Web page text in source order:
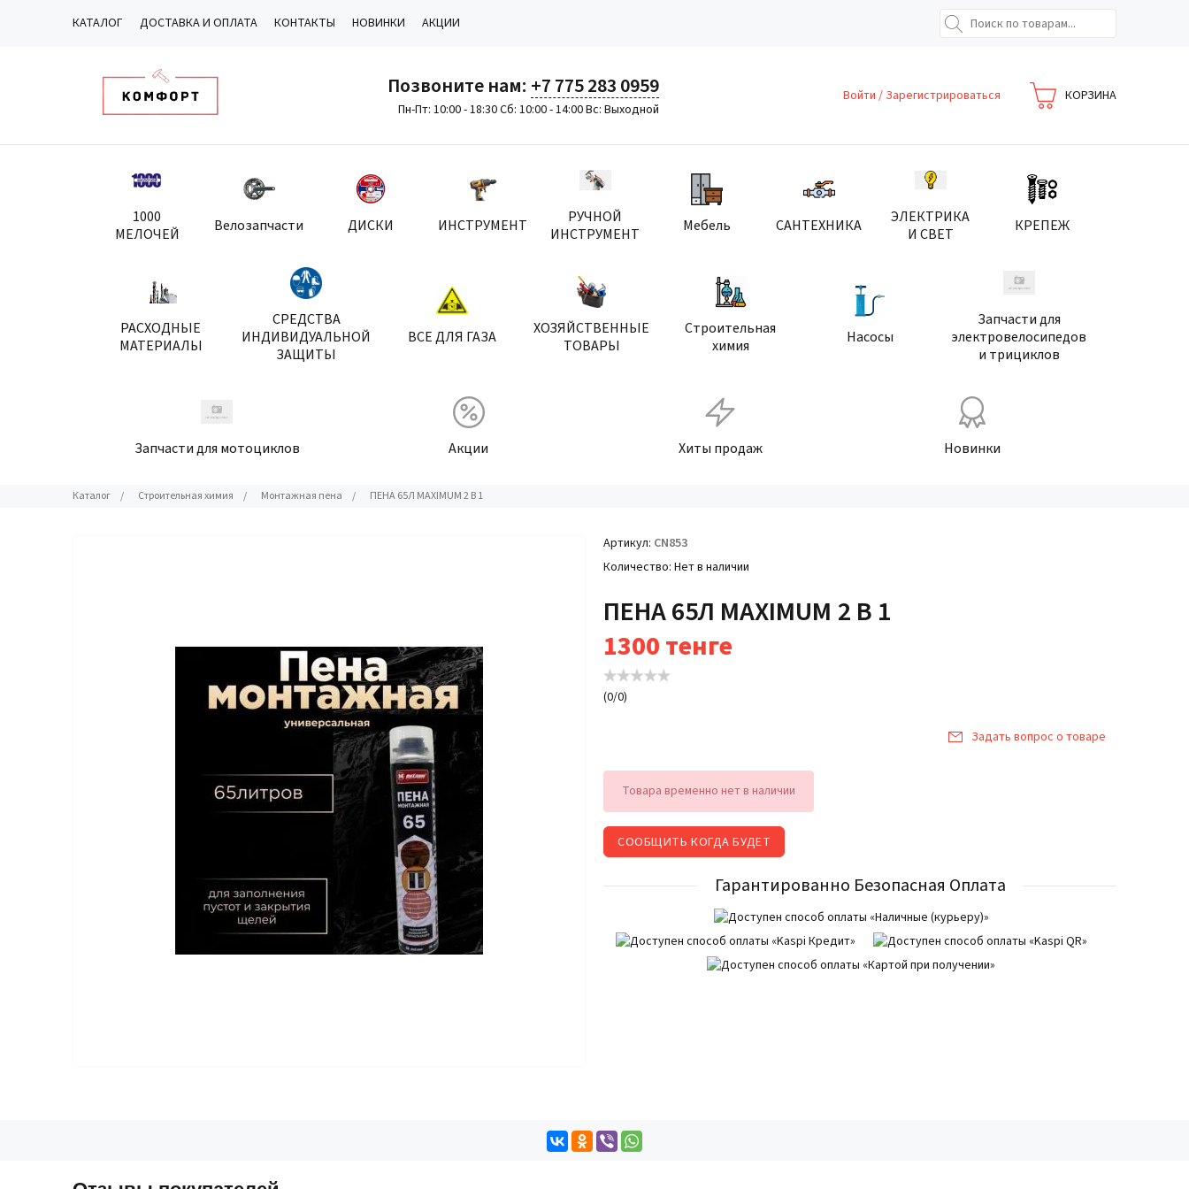
КАТАЛОГ ДОСТАВКА И ОПЛАТА КОНТАКТЫ НОВИНКИ АКЦИИ
Позвоните нам: +7 775 283 0959
Пн-Пт: 10:00 - 18:30 Сб: 10:00 - 14:00 Вс: Выходной
Войти / Зарегистрироваться КОРЗИНА
1000
МЕЛОЧЕЙ
Велозапчасти ДИСКИ ИНСТРУМЕНТ
РУЧНОЙ
ИНСТРУМЕНТ
Мебель САНТЕХНИКА
ЭЛЕКТРИКА
И СВЕТ
КРЕПЕЖ
РАСХОДНЫЕ
МАТЕРИАЛЫ
СРЕДСТВА
ИНДИВИДУАЛЬНОЙ
ЗАЩИТЫ
ВСЕ ДЛЯ ГАЗА
ХОЗЯЙСТВЕННЫЕ
ТОВАРЫ
Строительная
химия
Насосы
Запчасти для
электровелосипедов
и трициклов
Запчасти для мотоциклов Акции Хиты продаж Новинки
Каталог / Строительная химия / Монтажная пена / ПЕНА 65Л MAXIMUM 2 В 1
Артикул CN853
Количество Нет в наличии
ПЕНА 65Л MAXIMUM 2 В 1
1300тенге
(0/0)
Задать вопрос о товаре
Товара временно нет в наличии
СООБЩИТЬ КОГДА БУДЕТ
Гарантированно Безопасная Оплата